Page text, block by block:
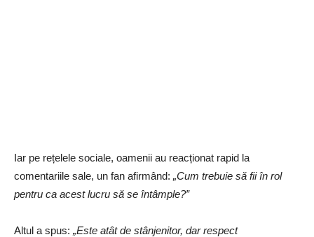
Iar pe rețelele sociale, oamenii au reacționat rapid la
comentariile sale, un fan afirmând: „Cum trebuie să fii în rol
pentru ca acest lucru să se întâmple?”
Altul a spus: „Este atât de stânjenitor, dar respect